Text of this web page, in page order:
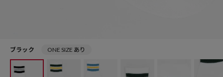
ブラック ONE SIZE あり